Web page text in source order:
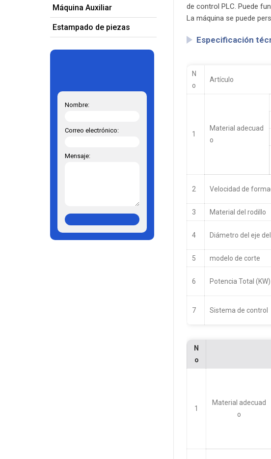
Máquina Auxiliar
Estampado de piezas
Nombre:
Correo electrónico:
Mensaje:
de control PLC. Puede
La máquina se puede
Especificación
N
o
Artículo
1
Material adecuad
o
2 Velocidad de
3 Material del rodillo
4 Diámetro del eje
5 modelo de corte
6 Potencia Total (KW)
7 Sistema de control
N
o
1
Material adecuad
o